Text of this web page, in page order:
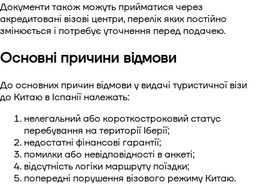
Документи також можуть прийматися через
акредитовані візові центри, перелік яких постійно
змінюється і потребує уточнення перед подачею.
Основні причини відмови
До основних причин відмови у видачі туристичної візи
до Китаю в Іспанії належать:
нелегальний або короткостроковий статус
перебування на території Іберії;
недостатні фінансові гарантії;
помилки або невідповідності в анкеті;
відсутність логіки маршруту поїздки;
попередні порушення візового режиму Китаю.